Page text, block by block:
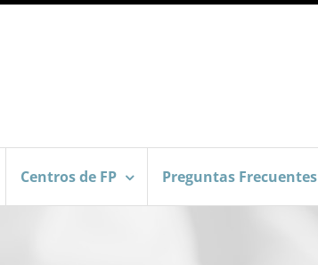
Centros de FP Preguntas Frecuentes